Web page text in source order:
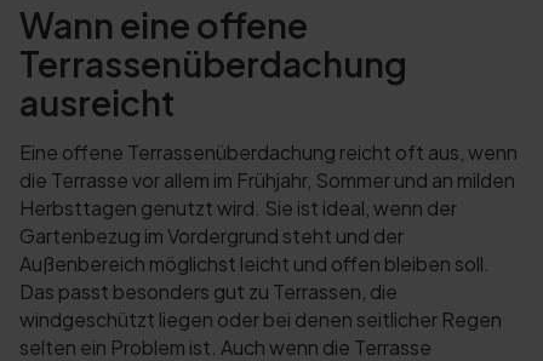
Wann eine offene
Terrassenüberdachung
ausreicht
Eine offene Terrassenüberdachung reicht oft aus, wenn
die Terrasse vor allem im Frühjahr, Sommer und an milden
Herbsttagen genutzt wird. Sie ist ideal, wenn der
Gartenbezug im Vordergrund steht und der
Außenbereich möglichst leicht und offen bleiben soll.
Das passt besonders gut zu Terrassen, die
windgeschützt liegen oder bei denen seitlicher Regen
selten ein Problem ist. Auch wenn die Terrasse